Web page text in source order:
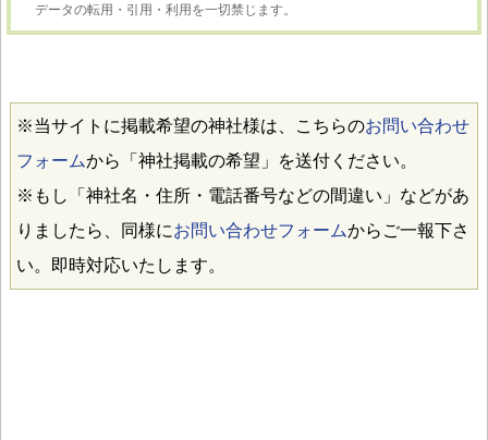
データの転用・引用・利用を一切禁じます。
※当サイトに掲載希望の神社様は、こちらのお問い合わせ
フォームから「神社掲載の希望」を送付ください。
※もし「神社名・住所・電話番号などの間違い」などがあ
りましたら、同様にお問い合わせフォームからご一報下さ
い。即時対応いたします。